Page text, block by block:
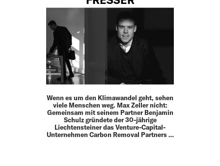
Wenn es um den Klimawandel geht, sehen
viele Menschen weg. Max Zeller nicht:
Gemeinsam mit seinem Partner Benjamin
Schulz gründete der 30-jährige
Liechtensteiner das Venture-Capital-
Unternehmen Carbon Removal Partners …